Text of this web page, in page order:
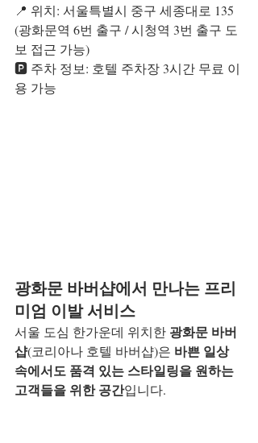
📍 위치: 서울특별시 중구 세종대로 135
(광화문역 6번 출구 / 시청역 3번 출구 도
보 접근 가능)
🅿 주차 정보: 호텔 주차장 3시간 무료 이
용 가능
광화문 바버샵에서 만나는 프리
미엄 이발 서비스
서울 도심 한가운데 위치한 광화문 바버
샵(코리아나 호텔 바버샵)은 바쁜 일상
속에서도 품격 있는 스타일링을 원하는
고객들을 위한 공간입니다.